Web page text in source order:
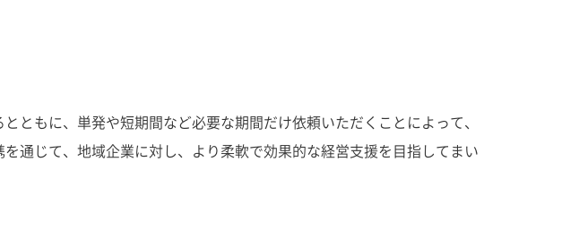
ともに、単発や短期間など必要な期間だけ依頼いただくことによって、
通じて、地域企業に対し、より柔軟で効果的な経営支援を目指してまい